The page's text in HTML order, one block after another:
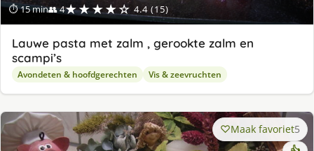
⏱ 15 min👥 4★★★★☆ 4.4 (15)
Lauwe pasta met zalm , gerookte zalm en
scampi’s
Avondeten & hoofdgerechten Vis & zeevruchten
Maak favoriet5